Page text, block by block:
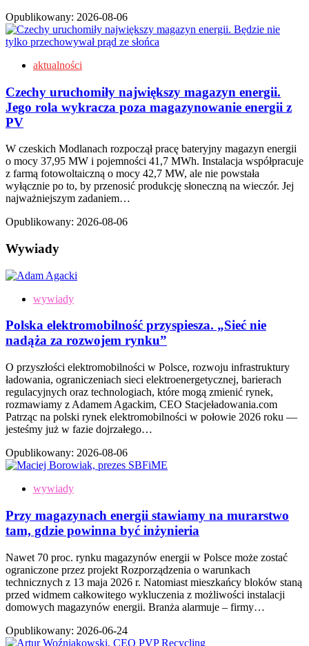
Opublikowany: 2026-08-06
aktualności
Czechy uruchomiły największy magazyn energii.
Jego rola wykracza poza magazynowanie energii z
PV
W czeskich Modlanach rozpoczął pracę bateryjny magazyn energii
o mocy 37,95 MW i pojemności 41,7 MWh. Instalacja współpracuje
z farmą fotowoltaiczną o mocy 42,7 MW, ale nie powstała
wyłącznie po to, by przenosić produkcję słoneczną na wieczór. Jej
najważniejszym zadaniem…
Opublikowany: 2026-08-06
Wywiady
wywiady
Polska elektromobilność przyspiesza. „Sieć nie
nadąża za rozwojem rynku”
O przyszłości elektromobilności w Polsce, rozwoju infrastruktury
ładowania, ograniczeniach sieci elektroenergetycznej, barierach
regulacyjnych oraz technologiach, które mogą zmienić rynek,
rozmawiamy z Adamem Agackim, CEO Stacjeładowania.com
Patrząc na polski rynek elektromobilności w połowie 2026 roku —
jesteśmy już w fazie dojrzałego…
Opublikowany: 2026-08-06
wywiady
Przy magazynach energii stawiamy na murarstwo
tam, gdzie powinna być inżynieria
Nawet 70 proc. rynku magazynów energii w Polsce może zostać
ograniczone przez projekt Rozporządzenia o warunkach
technicznych z 13 maja 2026 r. Natomiast mieszkańcy bloków staną
przed widmem całkowitego wykluczenia z możliwości instalacji
domowych magazynów energii. Branża alarmuje – firmy…
Opublikowany: 2026-06-24